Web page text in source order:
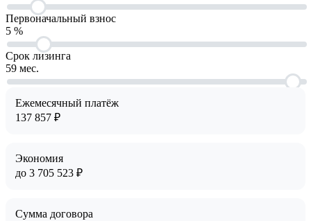
Первоначальный взнос
5 %
Срок лизинга
59 мес.
Ежемесячный платёж
137 857 ₽
Экономия
до 3 705 523 ₽
Сумма договора